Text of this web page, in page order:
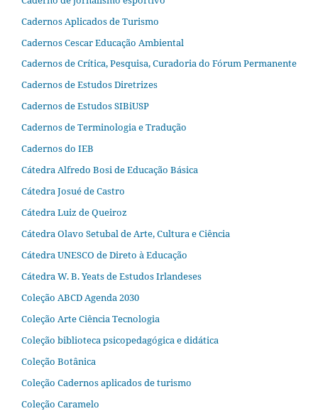
Cadernos Aplicados de Turismo
Cadernos Cescar Educação Ambiental
Cadernos de Crítica, Pesquisa, Curadoria do Fórum Permanente
Cadernos de Estudos Diretrizes
Cadernos de Estudos SIBiUSP
Cadernos de Terminologia e Tradução
Cadernos do IEB
Cátedra Alfredo Bosi de Educação Básica
Cátedra Josué de Castro
Cátedra Luiz de Queiroz
Cátedra Olavo Setubal de Arte, Cultura e Ciência
Cátedra UNESCO de Direto à Educação
Cátedra W. B. Yeats de Estudos Irlandeses
Coleção ABCD Agenda 2030
Coleção Arte Ciência Tecnologia
Coleção biblioteca psicopedagógica e didática
Coleção Botânica
Coleção Cadernos aplicados de turismo
Coleção Caramelo